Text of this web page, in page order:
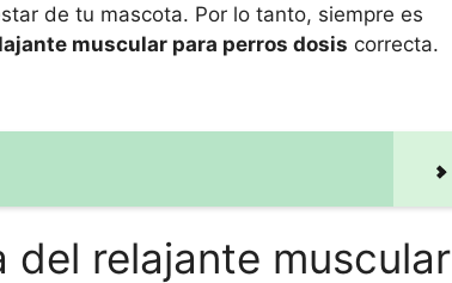
de tu mascota. Por lo tanto, siempre es
muscular para perros dosis correcta.
relajante muscular